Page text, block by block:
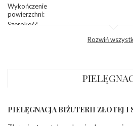
Wykończenie
powierzchni:
Szerokość
dół:
bok
DIAMENTY
Rozwiń
PIELĘGNACJA BIŻUTERII ZŁOTEJ I